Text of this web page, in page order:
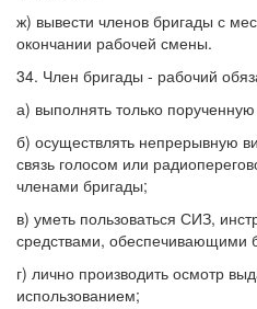
ж) вывести членов бригады с
окончании рабочей смены.
34. Член бригады - рабочий
а) выполнять только
б) осуществлять непрерывную
связь голосом или
членами бригады;
в) уметь пользоваться СИЗ,
средствами, обеспечивающими
г) лично производить осмотр
использованием;